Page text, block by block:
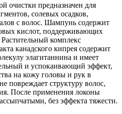
очистки предназначен для
солевых осадков,
с волос. Шампунь содержит
кислот, поддерживающих
комплекс
канадского кипрея содержит
элагитаннина и имеет
и успокаивающий эффект,
на кожу головы и рук в
повреждает структуру волос,
После применения локоны
без эффекта тяжести.